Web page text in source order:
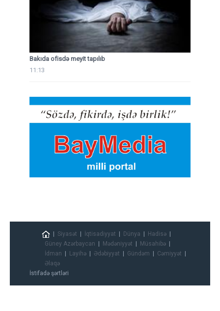
Bakıda ofisdə meyit tapılıb
11:13
Siyasət İqtisadiyyat Dünya
Hadisə
Güney Azərbaycan
Mədəniyyət
Müsahibə
İdman
Layihə Ədəbiyyat Gündəm
Cəmiyyət
Əlaqə
İstifadə şərtləri